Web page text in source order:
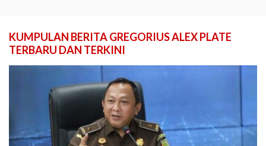
KUMPULAN BERITA GREGORIUS ALEX PLATE
TERBARU DAN TERKINI